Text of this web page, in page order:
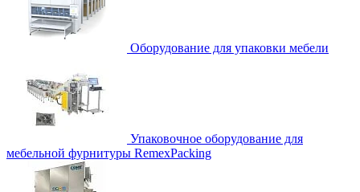
Оборудование для упаковки мебели
Упаковочное оборудование для
мебельной фурнитуры RemexPacking